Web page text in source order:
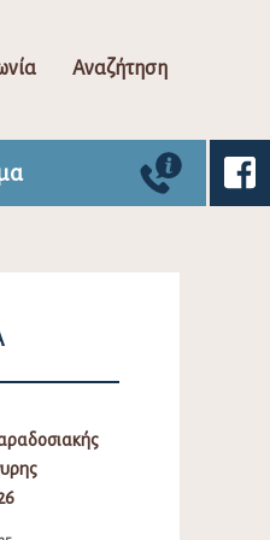
Αναζήτηση